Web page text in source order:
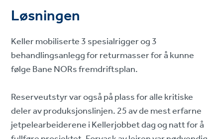
Løsningen
Keller mobiliserte 3 spesialrigger og 3
behandlingsanlegg for returmasser for å kunne
følge Bane NORs fremdriftsplan.
Reserveutstyr var også på plass for alle kritiske
deler av produksjonslinjen. 25 av de mest erfarne
jetpelearbeiderene i Kellerjobbet dag og natt for å